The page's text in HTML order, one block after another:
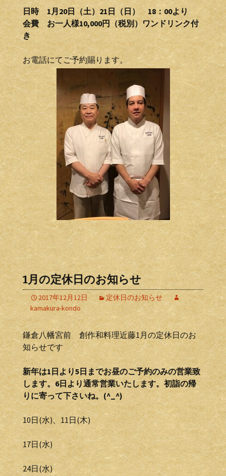
日時 1月20日（土）21日（日） 18：00より
会費 お一人様10,000円（税別）ワンドリンク付
き
お電話にてご予約賜ります。
1月の定休日のお知らせ
2017年12月12日
定休日のお知らせ
kamakura-kondo
鎌倉八幡宮前 創作和料理近藤1月の定休日のお
知らせです
新年は1日より5日までお昼のご予約のみの営業致
します。6日より通常営業いたします。初詣の帰
りに寄って下さいね。(^_^)
10日(水)、11日(木)
17日(水)
24日(水)